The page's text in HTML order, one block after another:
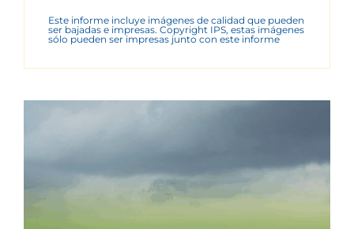
Este informe incluye imágenes de calidad que pueden
ser bajadas e impresas. Copyright IPS, estas imágenes
sólo pueden ser impresas junto con este informe